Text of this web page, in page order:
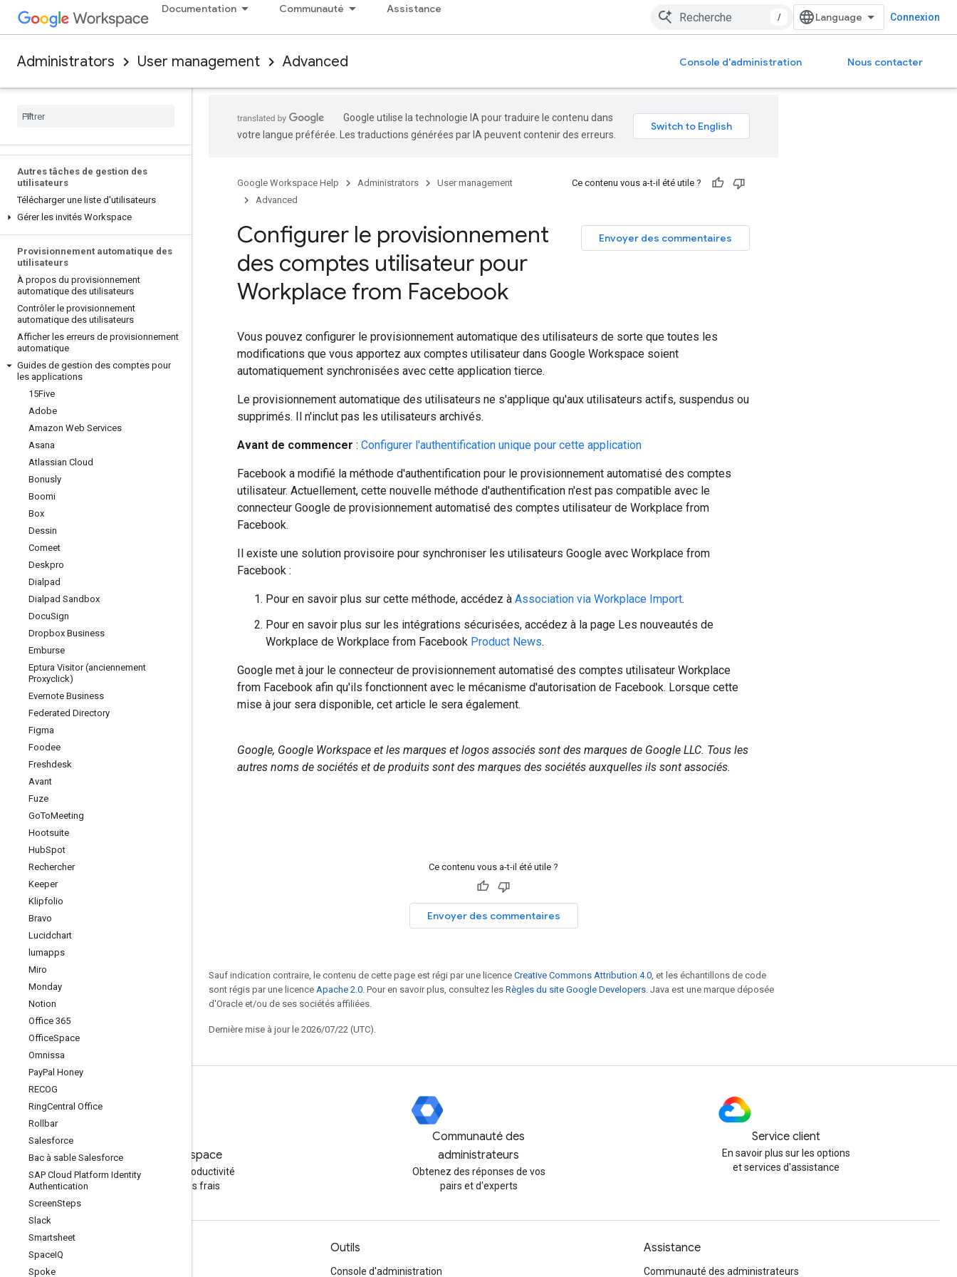
Documentation Communauté Assistance
/ Connexion
Administrators User management Advanced Console d'administration Nous contacter
services par défaut
Ajouter un abonnement payant
Personnaliser l'accès aux services
Autres tâches de gestion des
utilisateurs
Télécharger une liste d'utilisateurs
Gérer les invités Workspace
Provisionnement automatique des
utilisateurs
À propos du provisionnement
automatique des utilisateurs
Contrôler le provisionnement
automatique des utilisateurs
Afficher les erreurs de provisionnement
automatique
Guides de gestion des comptes pour
les applications
15Five
Adobe
Amazon Web Services
Asana
Atlassian Cloud
Bonusly
Boomi
Box
Dessin
Comeet
Deskpro
Dialpad
Dialpad Sandbox
DocuSign
Dropbox Business
Emburse
Eptura Visitor (anciennement
Proxyclick)
Evernote Business
Federated Directory
Figma
Foodee
Freshdesk
Avant
Fuze
GoToMeeting
Hootsuite
HubSpot
Rechercher
Keeper
Klipfolio
Bravo
Lucidchart
lumapps
Miro
Monday
Notion
Office 365
OfficeSpace
Omnissa
PayPal Honey
RECOG
RingCentral Office
Rollbar
Salesforce
Bac à sable Salesforce
SAP Cloud Platform Identity
Authentication
ScreenSteps
Slack
Smartsheet
SpaceIQ
Spoke
Google utilise la technologie IA pour traduire le contenu dans
votre langue préférée. Les traductions générées par IA peuvent contenir des erreurs.
Google Workspace Help Administrators
User management
Advanced
Ce contenu vous a-t-il été utile ?
Envoyer des commentaires
Configurer le provisionnement
des comptes utilisateur pour
Workplace from Facebook
Vous pouvez configurer le provisionnement automatique des utilisateurs de sorte que toutes les
modifications que vous apportez aux comptes utilisateur dans Google Workspace soient
automatiquement synchronisées avec cette application tierce.
Le provisionnement automatique des utilisateurs ne s'applique qu'aux utilisateurs actifs, suspendus ou
supprimés. Il n'inclut pas les utilisateurs archivés.
Avant de commencer : Configurer l'authentification unique pour cette application
Facebook a modifié la méthode d'authentification pour le provisionnement automatisé des comptes
utilisateur. Actuellement, cette nouvelle méthode d'authentification n'est pas compatible avec le
connecteur Google de provisionnement automatisé des comptes utilisateur de Workplace from
Facebook.
Il existe une solution provisoire pour synchroniser les utilisateurs Google avec Workplace from
Facebook :
Pour en savoir plus sur cette méthode, accédez à Association via Workplace Import.
Pour en savoir plus sur les intégrations sécurisées, accédez à la page Les nouveautés de
Workplace de Workplace from Facebook Product News.
Google met à jour le connecteur de provisionnement automatisé des comptes utilisateur Workplace
from Facebook afin qu'ils fonctionnent avec le mécanisme d'autorisation de Facebook. Lorsque cette
mise à jour sera disponible, cet article le sera également.
Google, Google Workspace et les marques et logos associés sont des marques de Google LLC. Tous les
autres noms de sociétés et de produits sont des marques des sociétés auxquelles ils sont associés.
Ce contenu vous a-t-il été utile ?
Envoyer des commentaires
Sauf indication contraire, le contenu de cette page est régi par une licence Creative Commons Attribution 4.0, et les échantillons de code
sont régis par une licence Apache 2.0. Pour en savoir plus, consultez les Règles du site Google Developers. Java est une marque déposée
d'Oracle et/ou de ses sociétés affiliées.
Dernière mise à jour le 2026/07/22 (UTC).
Google Workspace
Améliorez votre productivité
grâce à l'IA, sans frais
Communauté des
administrateurs
Obtenez des réponses de vos
pairs et d'experts
Service client
En savoir plus sur les options
et services d'assistance
Documentation et formation
Centres d'aide
Outils
Console d'administration
Assistance
Communauté des administrateurs